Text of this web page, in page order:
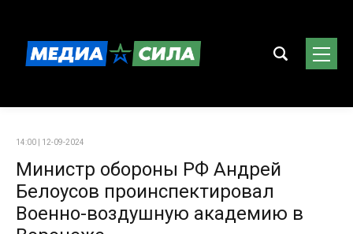
14:00 | 12-09-2024
Министр обороны РФ Андрей
Белоусов проинспектировал
Военно-воздушную академию в